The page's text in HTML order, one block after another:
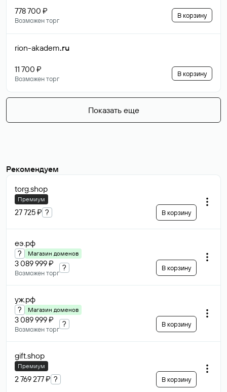
778 700 ₽
Возможен торг
В корзину
rion-akadem.ru
11 700 ₽
Возможен торг
В корзину
Показать еще
Рекомендуем
torg.shop
Премиум
27 725 ₽ ? В корзину
еэ.рф
? Магазин доменов
3 089 999 ₽
Возможен торг
? В корзину
уж.рф
? Магазин доменов
3 089 999 ₽
Возможен торг
? В корзину
gift.shop
Премиум
2 769 277 ₽ ? В корзину